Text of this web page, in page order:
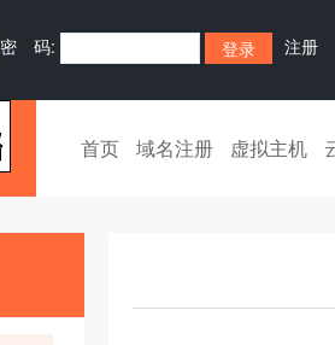
密 码: 注册
首页 域名注册 虚拟主机